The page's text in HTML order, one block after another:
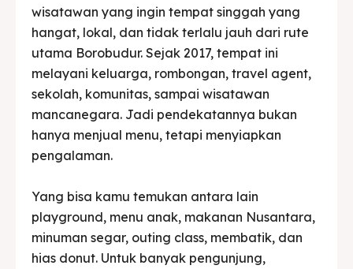
wisatawan yang ingin tempat singgah yang
hangat, lokal, dan tidak terlalu jauh dari rute
utama Borobudur. Sejak 2017, tempat ini
melayani keluarga, rombongan, travel agent,
sekolah, komunitas, sampai wisatawan
mancanegara. Jadi pendekatannya bukan
hanya menjual menu, tetapi menyiapkan
pengalaman.
Yang bisa kamu temukan antara lain
playground, menu anak, makanan Nusantara,
minuman segar, outing class, membatik, dan
hias donut. Untuk banyak pengunjung,